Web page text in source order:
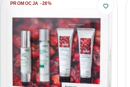
PROMOCJA -28%